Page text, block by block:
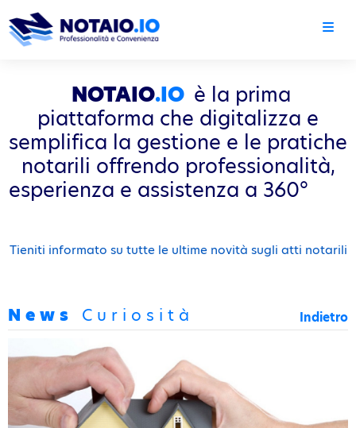
NOTAIO.IO è la prima
piattaforma che digitalizza e
semplifica la gestione e le pratiche
notarili offrendo professionalità,
esperienza e assistenza a 360°
Tieniti informato su tutte le ultime novità sugli atti notarili
News Curiosità Indietro